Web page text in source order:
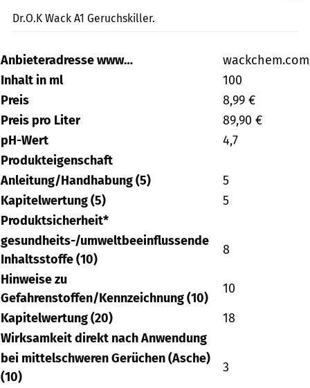
Dr.O.K Wack A1 Geruchskiller.
Anbieteradresse www…
wackchem.com
Inhalt in ml
100
Preis
8,99 €
Preis pro Liter
89,90 €
pH-Wert
4,7
Produkteigenschaft
Anleitung/Handhabung (5)
5
Kapitelwertung (5)
5
Produktsicherheit*
gesundheits-/umweltbeeinflussende
Inhaltsstoffe (10)
8
Hinweise zu
Gefahrenstoffen/Kennzeichnung (10)
10
Kapitelwertung (20)
18
Wirksamkeit direkt nach Anwendung
bei mittelschweren Gerüchen (Asche)
(10)
3